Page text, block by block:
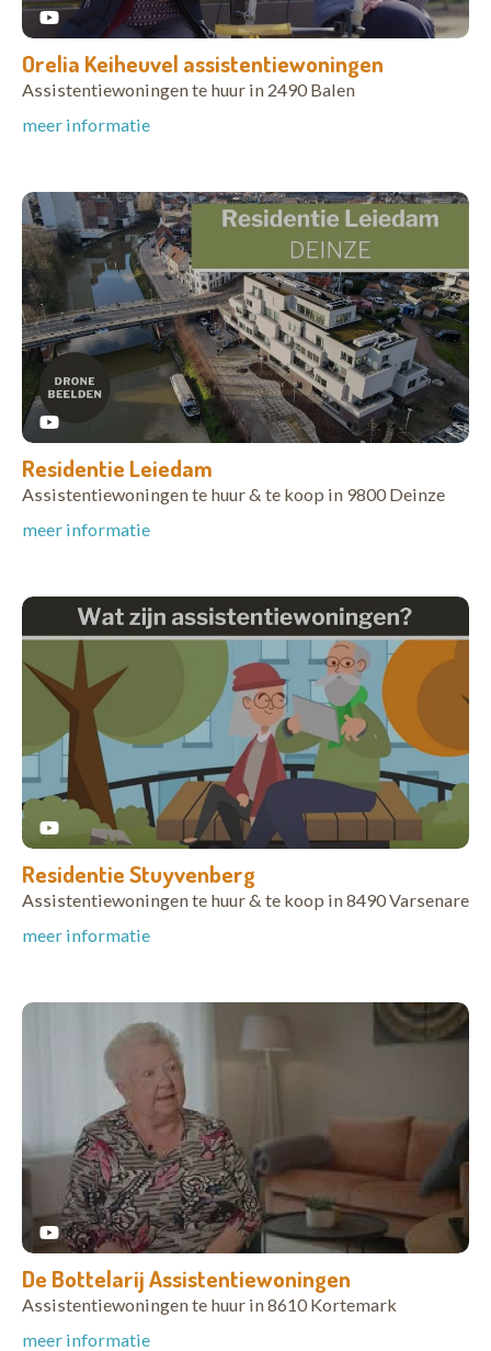
Orelia Keiheuvel assistentiewoningen
Assistentiewoningen te huur in 2490 Balen
meer informatie
Residentie Leiedam
Assistentiewoningen te huur & te koop in 9800 Deinze
meer informatie
Residentie Stuyvenberg
Assistentiewoningen te huur & te koop in 8490 Varsenare
meer informatie
De Bottelarij Assistentiewoningen
Assistentiewoningen te huur in 8610 Kortemark
meer informatie